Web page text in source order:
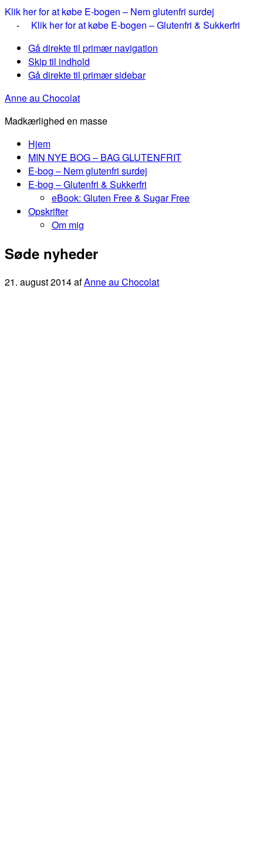
Klik her for at købe E-bogen – Nem glutenfri surdej
- Klik her for at købe E-bogen – Glutenfri & Sukkerfri
Gå direkte til primær navigation
Skip til indhold
Gå direkte til primær sidebar
Anne au Chocolat
Madkærlighed en masse
Hjem
MIN NYE BOG – BAG GLUTENFRIT
E-bog – Nem glutenfri surdej
E-bog – Glutenfri & Sukkerfri
eBook: Gluten Free & Sugar Free
Opskrifter
Om mig
Søde nyheder
21. august 2014afAnne au Chocolat